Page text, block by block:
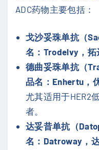
ADC药物主要包括：
戈沙妥珠单抗（
名：Trodelvy，拓
德曲妥珠单抗（
品名：Enhertu，
尤其适用于HER2
者。
达妥昔单抗（
名：Datroway，达